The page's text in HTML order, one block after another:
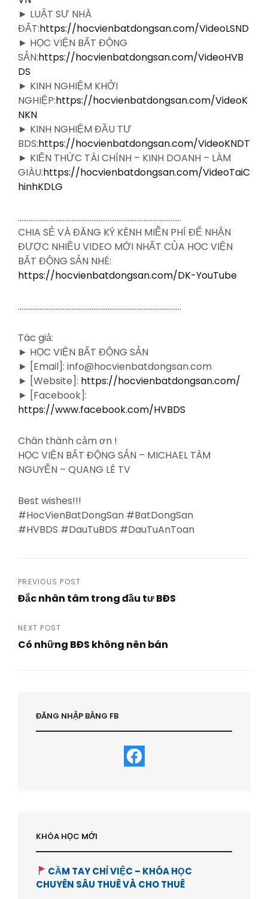
► LUẬT SƯ NHÀ
ĐẤT:https://hocvienbatdongsan.com/VideoLSND
► HỌC VIỆN BẤT ĐỘNG
SẢN:https://hocvienbatdongsan.com/VideoHVB
DS
► KINH NGHIỆM KHỞI
NGHIỆP:https://hocvienbatdongsan.com/VideoK
NKN
► KINH NGHIỆM ĐẦU TƯ
BDS:https://hocvienbatdongsan.com/VideoKNDT
► KIẾN THỨC TÀI CHÍNH – KINH DOANH – LÀM
GIÀU:https://hocvienbatdongsan.com/VideoTaiC
hinhKDLG
……………………………………………………………………………….
CHIA SẺ VÀ ĐĂNG KÝ KÊNH MIỄN PHÍ ĐỂ NHẬN
ĐƯỢC NHIỀU VIDEO MỚI NHẤT CỦA HỌC VIỆN
BẤT ĐỘNG SẢN NHÉ:
https://hocvienbatdongsan.com/DK-YouTube
……………………………………………………………………………….
Tác giả:
► HỌC VIỆN BẤT ĐỘNG SẢN
► [Email]: info@hocvienbatdongsan.com
► [Website]: https://hocvienbatdongsan.com/
► [Facebook]:
https://www.facebook.com/HVBDS
Chân thành cảm ơn !
HỌC VIỆN BẤT ĐỘNG SẢN – MICHAEL TÂM
NGUYỄN – QUANG LÊ TV
Best wishes!!!
#HocVienBatDongSan #BatDongSan
#HVBDS #DauTuBDS #DauTuAnToan
Post
navigation
PREVIOUS POST
Đắc nhân tâm trong đầu tư BĐS
Post
NEXT POST
Có những BĐS không nên bán
ĐĂNG NHẬP BẰNG FB
KHÓA HỌC MỚI
CẦM TAY CHỈ VIỆC – KHÓA HỌC
CHUYÊN SÂU THUÊ VÀ CHO THUÊ